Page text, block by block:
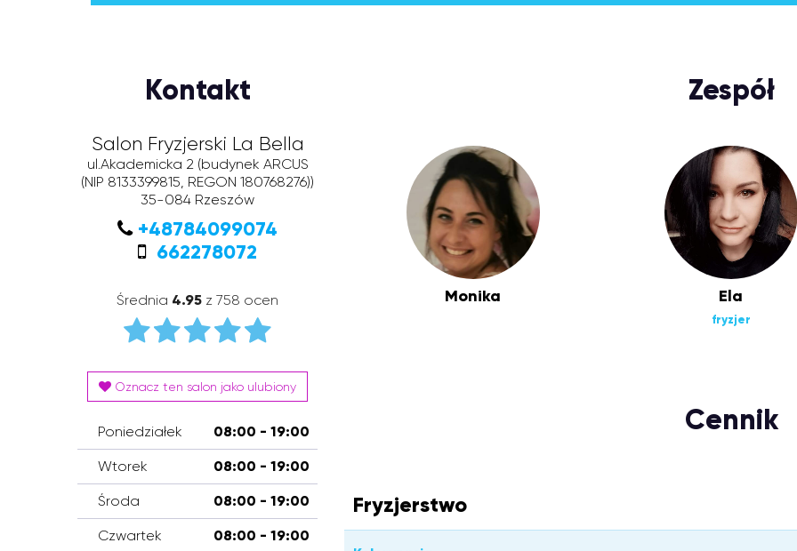
Kontakt
Salon Fryzjerski La Bella
ul.Akademicka 2(budynek ARCUS
(NIP 8133399815, REGON 180768276))
35-084 Rzeszów
+48784099074
662278072
Średnia 4.95 z 758 ocen
Oznacz ten salon jako ulubiony
Poniedziałek 08:00 - 19:00
Wtorek 08:00 - 19:00
Środa 08:00 - 19:00
Czwartek 08:00 - 19:00
Zespół
Monika Ela
fryzjer
Cennik
Fryzjerstwo